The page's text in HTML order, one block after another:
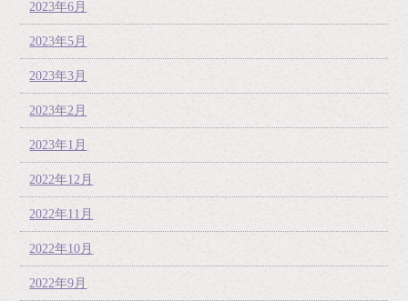
2023年6月
2023年5月
2023年3月
2023年2月
2023年1月
2022年12月
2022年11月
2022年10月
2022年9月